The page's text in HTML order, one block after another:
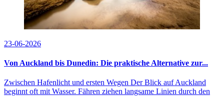
23-06-2026
Von Auckland bis Dunedin: Die praktische Alternative zur...
Zwischen Hafenlicht und ersten Wegen Der Blick auf Auckland
beginnt oft mit Wasser. Fähren ziehen langsame Linien durch den